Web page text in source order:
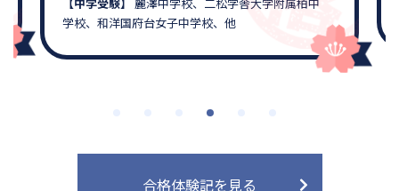
学校、和洋国府台女子中学校、他
合格体験記を見る